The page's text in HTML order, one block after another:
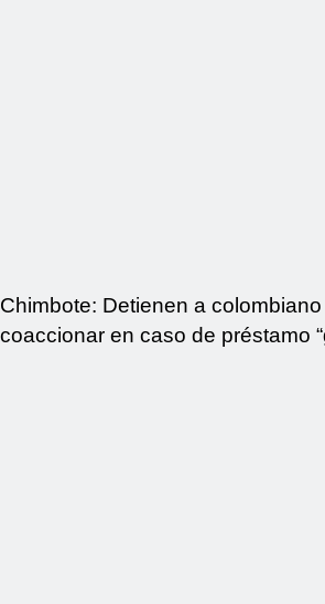
Chimbote: Detienen a
coaccionar en caso de préstamo